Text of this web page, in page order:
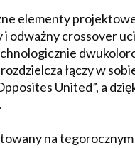
elementy
odważny crossover
łączy w
United”, a
na